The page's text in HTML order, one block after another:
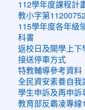
112學年度課程計
教小字第
115學年度各年級
科書
返校日及開學上下
接送停車方式
特教輔導參考資料
全民資安素養自我
學生申訴及再申訴
教育部反霸凌專線